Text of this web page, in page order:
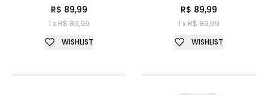
R$ 89,99
1 x R$ 89,99
WISHLIST
R$ 89,99
1 x R$ 89,99
WISHLIST